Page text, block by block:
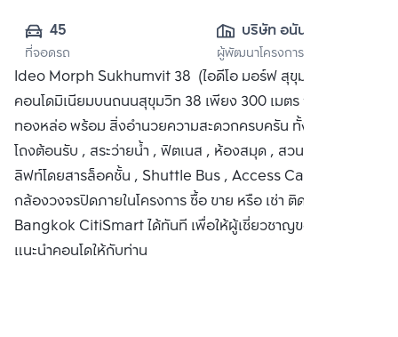
45
ที่จอดรถ
บริษัท อนันดา ดี
เวลลอปเมนท์ จำกัด
(มหาชน)
ผู้พัฒนาโครงการ
Ideo Morph Sukhumvit 38 (ไอดีโอ มอร์ฟ สุขุมวิท 38)
คอนโดมิเนียมบนถนนสุขุมวิท 38 เพียง 300 เมตร จาก BTS
ทองหล่อ พร้อม สิ่งอำนวยความสะดวกครบครัน ทั้งที่จอดรถ ,
โถงต้อนรับ , สระว่ายน้ำ , ฟิตเนส , ห้องสมุด , สวนลอยฟ้า ,
ลิฟท์โดยสารล็อคชั้น , Shuttle Bus , Access Card Control ,
กล้องวงจรปิดภายในโครงการ ซื้อ ขาย หรือ เช่า ติดต่อหาเรา
Bangkok CitiSmart ได้ทันที เพื่อให้ผู้เชี่ยวชาญของเราได้
แนะนำคอนโดให้กับท่าน